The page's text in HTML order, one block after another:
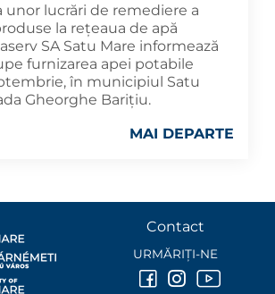
unor lucrări de remediere a
la rețeaua de apă
SA Satu Mare informează
furnizarea apei potabile
în municipiul Satu
Gheorghe Barițiu.
MAI DEPARTE
Contact
URMĂRIȚI-NE